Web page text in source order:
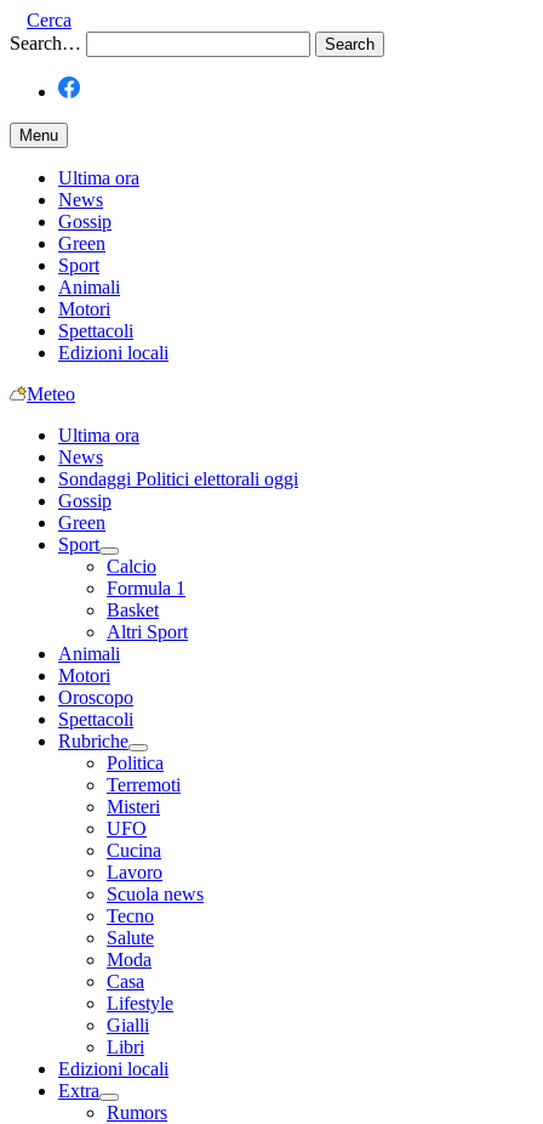
Cerca
Search…
Menu
Ultima ora
News
Gossip
Green
Sport
Animali
Motori
Spettacoli
Edizioni locali
Meteo
Ultima ora
News
Sondaggi Politici elettorali oggi
Gossip
Green
Sport
Calcio
Formula 1
Basket
Altri Sport
Animali
Motori
Oroscopo
Spettacoli
Rubriche
Politica
Terremoti
Misteri
UFO
Cucina
Lavoro
Scuola news
Tecno
Salute
Moda
Casa
Lifestyle
Gialli
Libri
Edizioni locali
Extra
Rumors